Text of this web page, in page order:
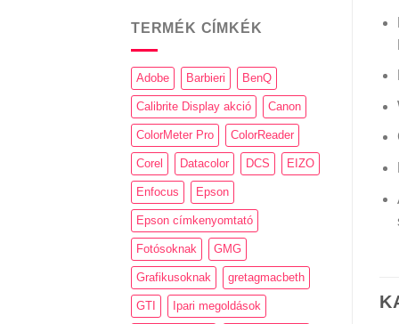
TERMÉK CÍMKÉK
Adobe Barbieri BenQ
Calibrite Display akció Canon
ColorMeter Pro ColorReader
Corel Datacolor DCS EIZO
Enfocus Epson
Epson címkenyomtató
Fotósoknak GMG
Grafikusoknak gretagmacbeth
GTI Ipari megoldások